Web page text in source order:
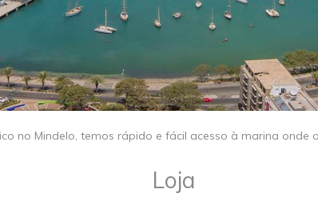
no Mindelo, temos rápido e fácil acesso à marina onde
​Loja